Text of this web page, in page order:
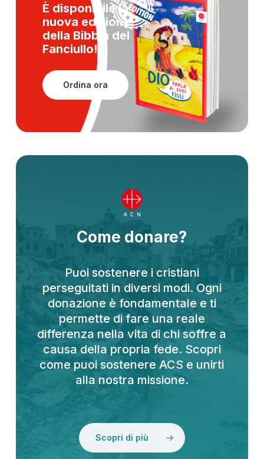
È disponibile la
nuova edizione
della Bibbia del
Fanciullo!
Ordina ora
Come donare?
Puoi sostenere i cristiani
perseguitati in diversi modi. Ogni
donazione è fondamentale e ti
permette di fare una reale
differenza nella vita di chi soffre a
causa della propria fede. Scopri
come puoi sostenere ACS e unirti
alla nostra missione.
Scopri di più